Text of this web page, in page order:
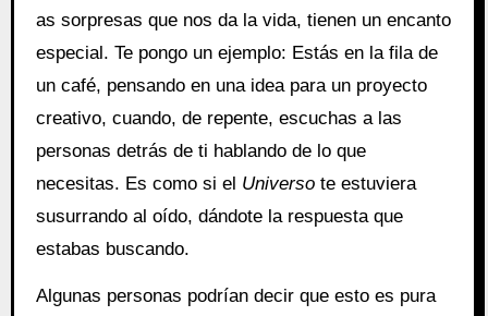
as sorpresas que nos da la vida, tienen un encanto
especial. Te pongo un ejemplo: Estás en la fila de
un café, pensando en una idea para un proyecto
creativo, cuando, de repente, escuchas a las
personas detrás de ti hablando de lo que
necesitas. Es como si el Universote estuviera
susurrando al oído, dándote la respuesta que
estabas buscando.
Algunas personas podrían decir que esto es pura